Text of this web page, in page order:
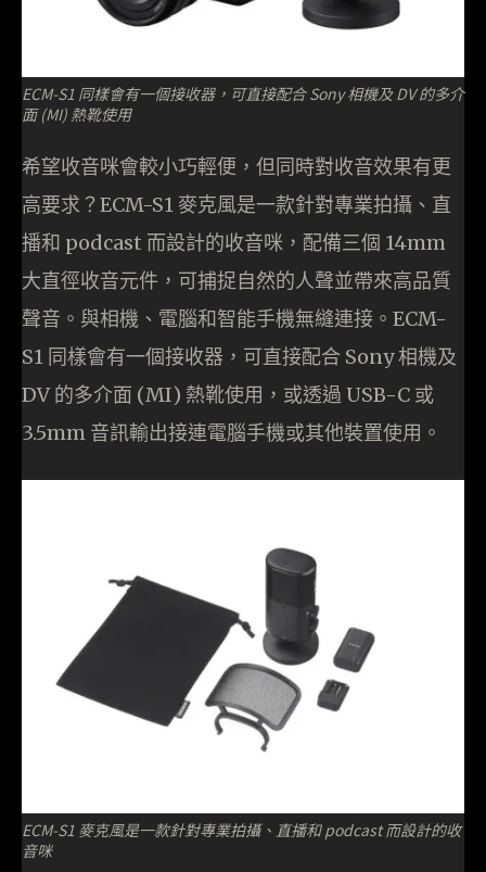
ECM-S1 同樣會有一個接收器，可直接配合 Sony 相機及 DV 的多介
面 (MI) 熱靴使用
希望收音咪會較小巧輕便，但同時對收音效果有更
高要求？ECM-S1 麥克風是一款針對專業拍攝、直
播和 podcast 而設計的收音咪，配備三個 14mm
大直徑收音元件，可捕捉自然的人聲並帶來高品質
聲音。與相機、電腦和智能手機無縫連接。ECM-
S1 同樣會有一個接收器，可直接配合 Sony 相機及
DV 的多介面 (MI) 熱靴使用，或透過 USB-C 或
3.5mm 音訊輸出接連電腦手機或其他裝置使用。
ECM-S1 麥克風是一款針對專業拍攝、直播和 podcast 而設計的收
音咪